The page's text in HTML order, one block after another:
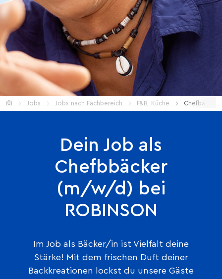
HomeJobs Jobs nach Fachbereich F&B, Küche Chefbäcker
Dein Job als
Chefbbäcker
(m/w/d) bei
ROBINSON
Im Job als Bäcker/in ist Vielfalt deine
Stärke! Mit dem frischen Duft deiner
Backkreationen lockst du unsere Gäste